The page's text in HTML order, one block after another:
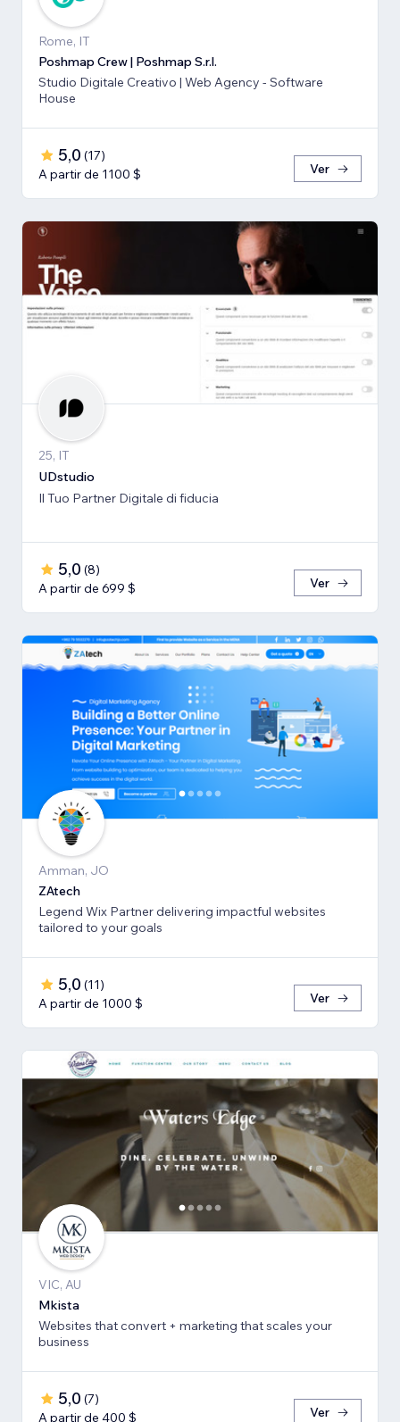
Rome, IT
Poshmap Crew | Poshmap S.r.l.
Studio Digitale Creativo | Web Agency - Software
House
5,0 (17)
A partir de 1100 $
Ver
25, IT
UDstudio
Il Tuo Partner Digitale di fiducia
5,0 (8)
A partir de 699 $
Ver
Amman, JO
ZAtech
Legend Wix Partner delivering impactful websites
tailored to your goals
5,0 (11)
A partir de 1000 $
Ver
VIC, AU
Mkista
Websites that convert + marketing that scales your
business
5,0 (7)
A partir de 400 $
Ver